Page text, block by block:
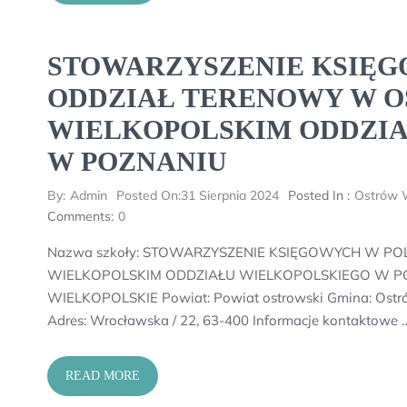
STOWARZYSZENIE
ODDZIAŁ TERENOWY W
WIELKOPOLSKIM
W POZNANIU
By: Admin Posted On:31 Sierpnia 2024 Posted In : Ostrów
Comments: 0
Nazwa szkoły: STOWARZYSZENIE KSIĘGOWYCH W
WIELKOPOLSKIM ODDZIAŁU WIELKOPOLSKIEGO W
WIELKOPOLSKIE Powiat: Powiat ostrowski Gmina:
Adres: Wrocławska / 22, 63-400 Informacje kontaktowe
READ MORE